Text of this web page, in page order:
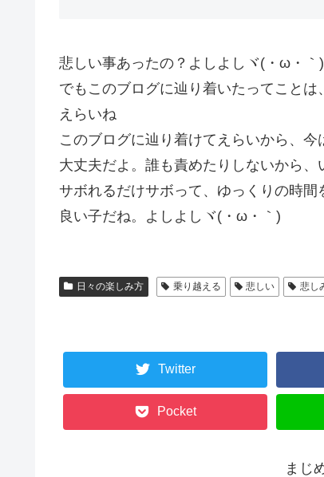
悲しい事あったの？よしよしヾ(・ω・｀)
でもこのブログに辿り着いたってことは
えらいね
このブログに辿り着けてえらいから、今
大丈夫だよ。誰も責めたりしないから、
サボれるだけサボって、ゆっくりの時間
良い子だね。よしよしヾ(・ω・｀)
日々の楽しみ方 乗り越える 悲しい 悲し
Twitter
Pocket
まじ